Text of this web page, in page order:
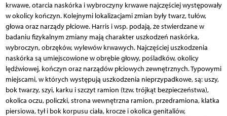
krwawe, otarcia naskórka i wybroczyny krwawe najczęściej występowały
w okolicy kończyn. Kolejnymi lokalizacjami zmian były twarz, tułów,
głowa oraz narządy płciowe. Harris i wsp. podają, że stwierdzane w
badaniu fizykalnym zmiany mają charakter uszkodzeń naskórka,
wybroczyn, obrzęków, wylewów krwawych. Najczęściej uszkodzenia
naskórka są umiejscowione w obrębie głowy, pośladków, okolicy
lędźwiowej, kończyn oraz narządów płciowych zewnętrznych. Typowymi
miejscami, w których występują uszkodzenia nieprzypadkowe, są: uszy,
bok twarzy, szyi, karku i szczyt ramion (tzw. trójkąt bezpieczeństwa),
okolica oczu, policzki, strona wewnętrzna ramion, przedramiona, klatka
piersiowa, tył i bok korpusu ciała, krocze i okolica genitaliów,